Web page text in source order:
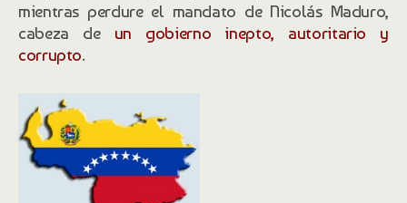
mientras perdure el mandato de Nicolás Maduro,
cabeza de un gobierno inepto, autoritario y
corrupto.